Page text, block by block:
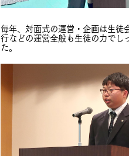
毎年、対面式の運営・企画は生徒
行などの運営全般も生徒の力でし
た。